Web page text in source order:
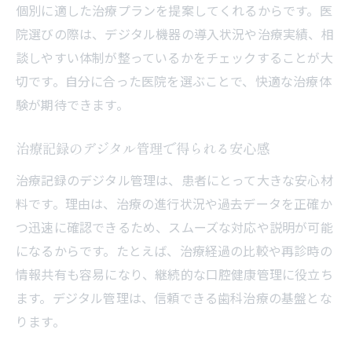
個別に適した治療プランを提案してくれるからです。医
院選びの際は、デジタル機器の導入状況や治療実績、相
談しやすい体制が整っているかをチェックすることが大
切です。自分に合った医院を選ぶことで、快適な治療体
験が期待できます。
治療記録のデジタル管理で得られる安心感
治療記録のデジタル管理は、患者にとって大きな安心材
料です。理由は、治療の進行状況や過去データを正確か
つ迅速に確認できるため、スムーズな対応や説明が可能
になるからです。たとえば、治療経過の比較や再診時の
情報共有も容易になり、継続的な口腔健康管理に役立ち
ます。デジタル管理は、信頼できる歯科治療の基盤とな
ります。